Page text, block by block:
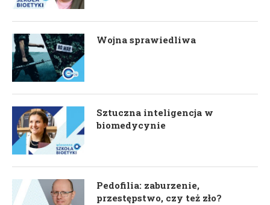
Wojna sprawiedliwa
Sztuczna inteligencja w
biomedycynie
Pedofilia: zaburzenie,
przestępstwo, czy też zło?